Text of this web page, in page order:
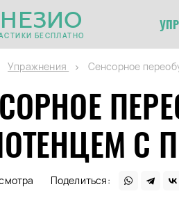
БЕСПЛАТНО
Упражнения Сенсорное
С
Поделиться: